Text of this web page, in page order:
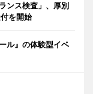
ンス検査」、厚別
を開始
ル』の体験型イベ